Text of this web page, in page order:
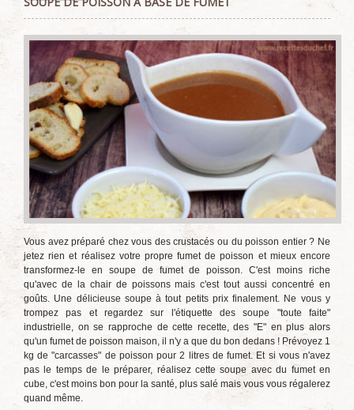
Vous avez préparé chez vous des crustacés ou du poisson entier ? Ne
jetez rien et réalisez votre propre fumet de poisson et mieux encore
transformez-le en soupe de fumet de poisson. C'est moins riche
qu'avec de la chair de poissons mais c'est tout aussi concentré en
goûts. Une délicieuse soupe à tout petits prix finalement. Ne vous y
trompez pas et regardez sur l'étiquette des soupe "toute faite"
industrielle, on se rapproche de cette recette, des "E" en plus alors
qu'un fumet de poisson maison, il n'y a que du bon dedans ! Prévoyez 1
kg de "carcasses" de poisson pour 2 litres de fumet. Et si vous n'avez
pas le temps de le préparer, réalisez cette soupe avec du fumet en
cube, c'est moins bon pour la santé, plus salé mais vous vous régalerez
quand même.